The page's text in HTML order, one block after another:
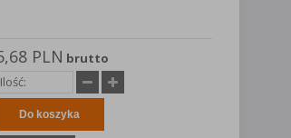
PLN brutto
Do koszyka